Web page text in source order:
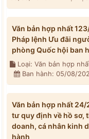
Văn bản hợp nhất
Pháp lệnh Ưu đãi
phòng Quốc hội ban
Loại: Văn bản hợp
Ban hành: 05/08/
Văn bản hợp nhất
tư quy định về hồ sơ,
doanh, cá nhân kinh
hành